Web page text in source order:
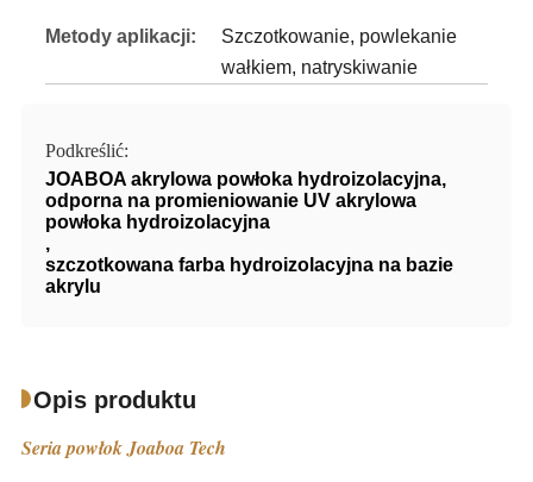
Metody aplikacji:
Szczotkowanie, powlekanie
wałkiem, natryskiwanie
Podkreślić:
JOABOA akrylowa powłoka hydroizolacyjna,
odporna na promieniowanie UV akrylowa
powłoka hydroizolacyjna
,
szczotkowana farba hydroizolacyjna na bazie
akrylu
Opis produktu
Seria powłok Joaboa Tech